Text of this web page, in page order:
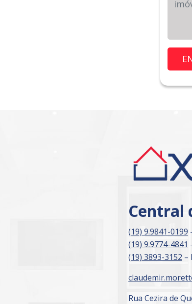
Central
(19) 9.9841-0199
(19) 9.9774-4841
(19) 3893-3152 –
Rua Cezira de